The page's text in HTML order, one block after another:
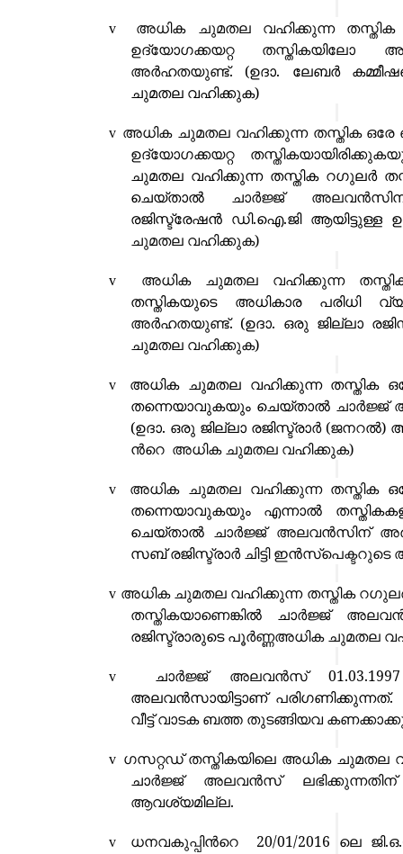
v
അധിക ചുമതല വഹിക്കുന്ന തസ്തിക
ഉദ്യോഗക്കയറ്റ തസ്തികയിലോ
അർഹതയുണ്ട്.(ഉദാ. ലേബർ
ചുമതല വഹിക്കുക)
v അധിക ചുമതല വഹിക്കുന്ന തസ്തിക ഒരേ
ഉദ്യോഗക്കയറ്റ
ചുമതല വഹിക്കുന്ന തസ്തിക റഗുലർ
ചെയ്താൽ ചാർജ്ജ്
രജിസ്ട്രേഷൻ ഡി.ഐ.ജി ആയിട്ടുള്ള
ചുമതല വഹിക്കുക)
v
അധിക ചുമതല വഹിക്കുന്ന തസ്തിക
തസ്തികയുടെ അധികാര പരിധി
അർഹതയുണ്ട്.(ഉദാ. ഒരു ജില്ലാ
ചുമതല വഹിക്കുക)
v
അധിക ചുമതല വഹിക്കുന്ന തസ്തിക
തന്നെയാവുകയും ചെയ്താൽ
(ഉദാ. ഒരു ജില്ലാ രജിസ്ട്രാർ (ജനറൽ)
ന്‍റെ അധിക ചുമതല വഹിക്കുക)
v അധിക ചുമതല വഹിക്കുന്ന തസ്തിക
തന്നെയാവുകയും എന്നാൽ
ചെയ്താൽ ചാർജ്ജ് അലവൻസിന് അ
സബ് രജിസ്ട്രാർ ചിട്ടി
v അധിക ചുമതല വഹിക്കുന്ന തസ്തിക റഗുലർ
തസ്തികയാണെങ്കിൽ ചാർജ്ജ്
രജിസ്ട്രാരുടെ പൂർണ്ണഅധിക ചുമതല
v ചാർജ്ജ് അലവന്‍സ്
അലവൻസായിട്ടാണ്
വീട്ട് വാടക ബത്ത തുടങ്ങിയവ
v ഗസറ്റഡ് തസ്തികയിലെ അധിക ചുമതല
ചാർജ്ജ് അലവന്‍സ് ലഭിക്കുന്നതിന്
ആവശ്യമില്ല.
v ധനവകുപ്പിന്‍റെ
20/01/2016 ലെ